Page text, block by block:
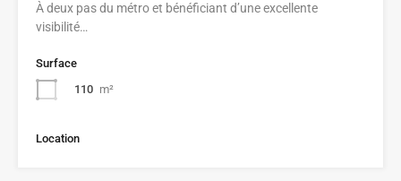
À deux pas du métro et bénéficiant d’une excellente
visibilité…
Surface
110 m²
Location